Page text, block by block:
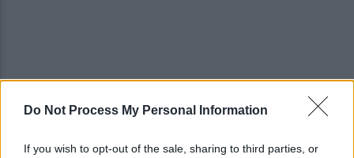
Do Not Process My Personal Information
If you wish to opt-out of the sale, sharing to third parties, or
È ufficiale, accordo chiuso: Ferragosto ad Avellino